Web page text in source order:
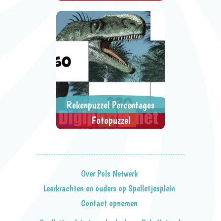
> SPEEL NU <
SPEL DELEN
Rekenpuzzel Percentages
Fotopuzzel
Over Pols Netwerk
Leerkrachten en ouders op Spelletjesplein
Contact opnemen